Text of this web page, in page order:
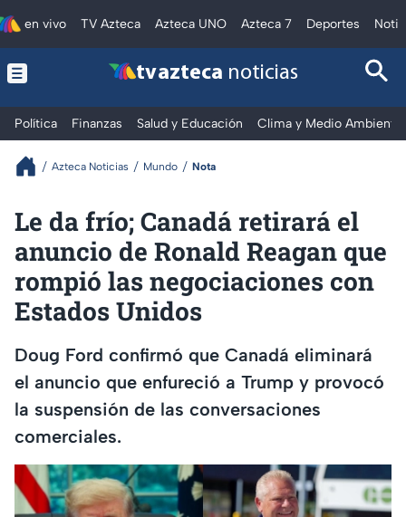
en vivo TV Azteca Azteca UNO Azteca 7 Deportes
tv azteca noticias
Política Finanzas Salud y Educación Clima y Medio Ambiente
Azteca Noticias Mundo Nota
Le da frío; Canadá retirará el
anuncio de Ronald Reagan que
rompió las negociaciones con
Estados Unidos
Doug Ford confirmó que Canadá eliminará
el anuncio que enfureció a Trump y provocó
la suspensión de las conversaciones
comerciales.